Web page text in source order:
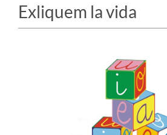
Exliquem la vida